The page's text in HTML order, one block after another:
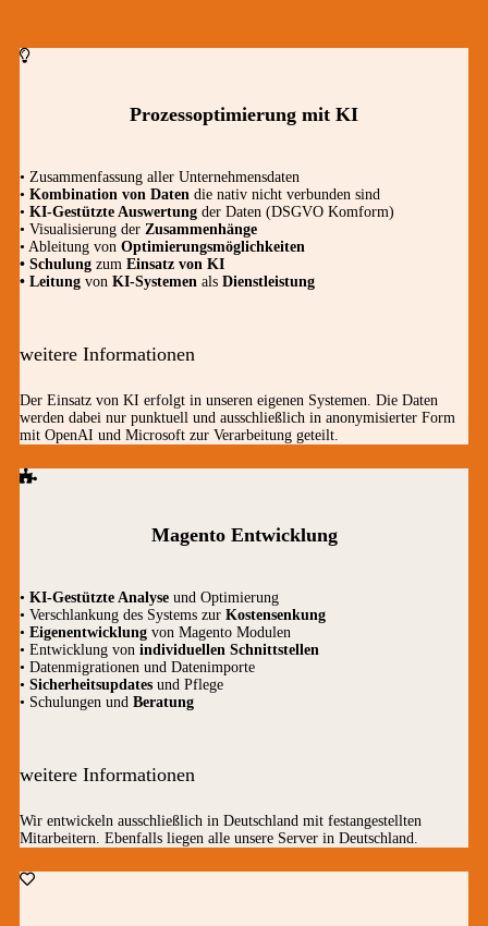
Prozessoptimierung mit KI
• Zusammenfassung aller Unternehmensdaten
• Kombination von Daten die nativ nicht verbunden sind
• KI-Gestützte Auswertung der Daten (DSGVO Komform)
• Visualisierung der Zusammenhänge
• Ableitung von Optimierungsmöglichkeiten
• Schulung zum Einsatz von KI
• Leitung von KI-Systemen als Dienstleistung
weitere Informationen
Der Einsatz von KI erfolgt in unseren eigenen Systemen. Die Daten
werden dabei nur punktuell und ausschließlich in anonymisierter Form
mit OpenAI und Microsoft zur Verarbeitung geteilt.
Magento Entwicklung
• KI-Gestützte Analyse und Optimierung
• Verschlankung des Systems zur Kostensenkung
• Eigenentwicklung von Magento Modulen
• Entwicklung von individuellen Schnittstellen
• Datenmigrationen und Datenimporte
• Sicherheitsupdates und Pflege
• Schulungen und Beratung
weitere Informationen
Wir entwickeln ausschließlich in Deutschland mit festangestellten
Mitarbeitern. Ebenfalls liegen alle unsere Server in Deutschland.